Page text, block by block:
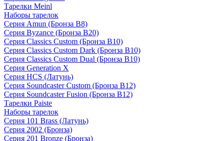
Тарелки Meinl
Наборы тарелок
Серия Amun (Бронза B8)
Серия Byzance (Бронза B20)
Серия Classics Custom (Бронза B10)
Серия Classics Custom Dark (Бронза B10)
Серия Classics Custom Dual (Бронза B10)
Серия Generation X
Серия HCS (Латунь)
Серия Soundcaster Custom (Бронза B12)
Серия Soundcaster Fusion (Бронза B12)
Тарелки Paiste
Наборы тарелок
Серия 101 Brass (Латунь)
Серия 2002 (Бронза)
Серия 201 Bronze (Бронза)